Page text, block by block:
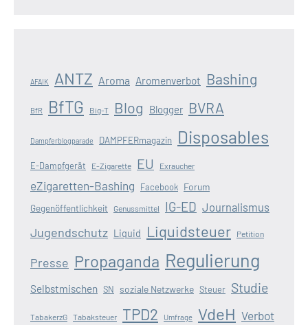
AFAIK ANTZ Aroma Aromenverbot Bashing
BfR BfTG Big-T Blog Blogger BVRA
Dampferblogparade DAMPFERmagazin Disposables
E-Dampfgerät E-Zigarette EU Exraucher
eZigaretten-Bashing Facebook Forum
Gegenöffentlichkeit Genussmittel IG-ED Journalismus
Jugendschutz Liquid Liquidsteuer Petition
Presse Propaganda Regulierung
Selbstmischen SN soziale Netzwerke Steuer Studie
TabakerzG Tabaksteuer TPD2 Umfrage VdeH Verbot